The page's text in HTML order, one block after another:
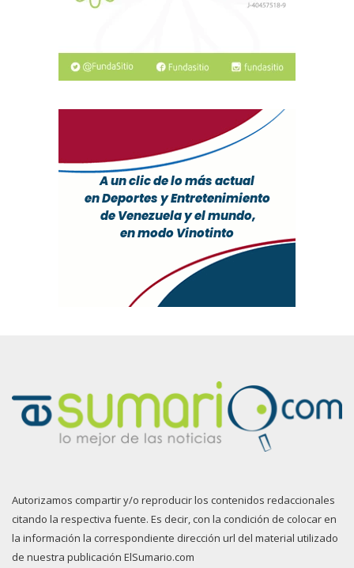
Autorizamos compartir y/o reproducir los contenidos redaccionales
citando la respectiva fuente. Es decir, con la condición de colocar en
la información la correspondiente dirección url del material utilizado
de nuestra publicación ElSumario.com